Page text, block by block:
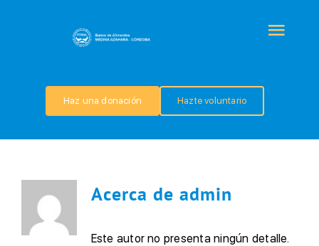
QUIÉNES SOMOS
COLABORA
TRANSPARENCIA
Haz una donación Hazte voluntario
Acerca de admin
Este autor no presenta ningún detalle.